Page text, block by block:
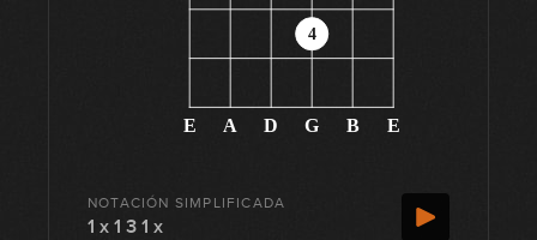
E A D G B E
4
NOTACIÓN SIMPLIFICADA
1 x 1 3 1 x